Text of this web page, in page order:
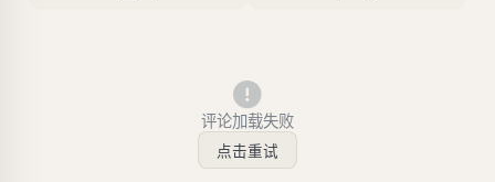
评论加载失败
点击重试